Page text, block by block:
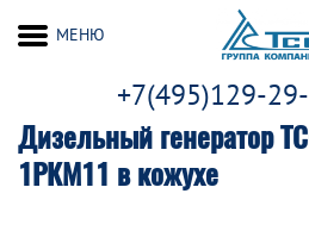
Дизельный генератор
1РКМ11 в кожухе
+7(495)129-
МЕНЮ